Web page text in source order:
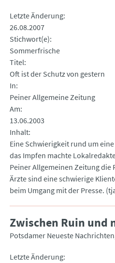
Letzte Änderung
26.08.2007
Stichwort(e)
Sommerfrische
Titel
Oft ist der Schutz von gestern
In
Peiner Allgemeine Zeitung
Am
13.06.2003
Inhalt
Eine Schwierigkeit rund um
das Impfen machte
Peiner Allgemeinen Zeitung die
Ärzte sind eine schwierige
beim Umgang mit der Presse.
Zwischen Ruin und
Potsdamer Neueste Nachrichten
Letzte Änderung